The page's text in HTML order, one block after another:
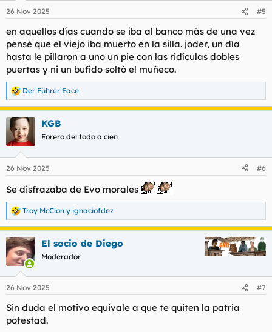
e
:
26 Nov 2025 #5
en aquellos días cuando se iba al banco más de una vez
pensé que el viejo iba muerto en la silla. joder, un día
hasta le pillaron a uno un pie con las ridículas dobles
puertas y ni un bufido soltó el muñeco.
R
e
a
c
c
i
e
:
Der Führer Face
KGB
Forero del todo a cien
26 Nov 2025 #6
Se disfrazaba de Evo morales
R
e
a
c
c
i
e
s
:
Troy McClon y ignaciofdez
El socio de Diego
Moderador
26 Nov 2025 #7
Sin duda el motivo equivale a que te quiten la patria
potestad.